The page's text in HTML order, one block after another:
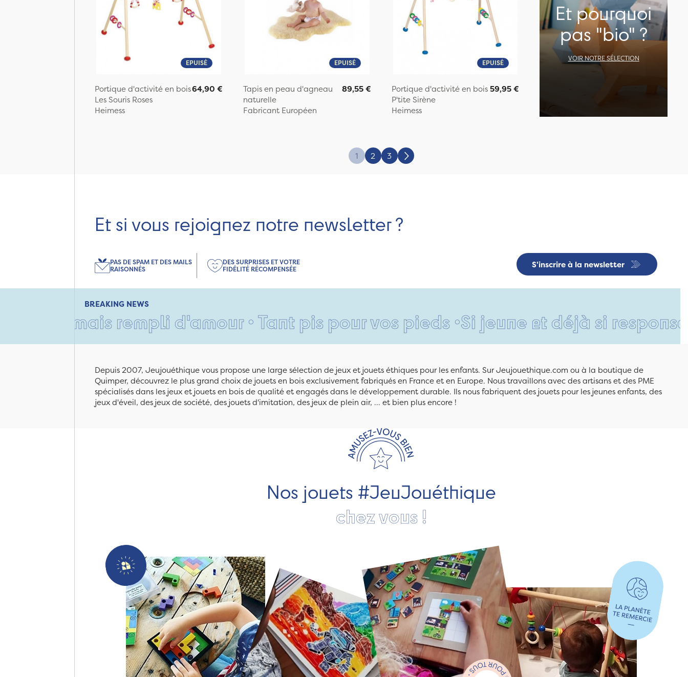
EPUISÉ
Portique d'activité en bois
Les Souris Roses
Heimess
64,90 €
EPUISÉ
Tapis en peau d'agneau
naturelle
Fabricant Européen
89,55 €
EPUISÉ
Portique d'activité en bois
P'tite Sirène
Heimess
59,95 €
Et pourquoi
pas "bio" ?
VOIR NOTRE SÉLECTION
1 2 3 Suivant
Et si vous rejoignez notre newsletter ?
S'inscrire à la newsletter
PAS DE SPAM ET DES MAILS
RAISONNÉS
DES SURPRISES ET VOTRE
FIDÉLITÉ RÉCOMPENSÉE
BREAKING NEWS
rempli d'amour • Tant pis pour vos pieds •Si jeune et déjà si responsable •
Depuis 2007, Jeujouéthique vous propose une large sélection de jeux et jouets éthiques pour les enfants. Sur Jeujouethique.com ou à la boutique de
Quimper, découvrez le plus grand choix de jouets en bois exclusivement fabriqués en France et en Europe. Nous travaillons avec des artisans et des PME
spécialisés dans les jeux et jouets en bois de qualité et engagés dans le développement durable. Ils nous fabriquent des jouets pour les jeunes enfants, des
jeux d'éveil, des jeux de société, des jouets d'imitation, des jeux de plein air, ... et bien plus encore !
Nos jouets #JeuJouéthique
chez vous !